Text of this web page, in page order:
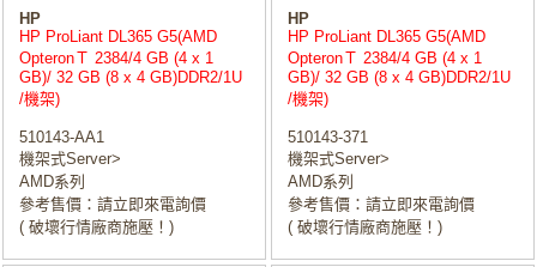
HP
HP ProLiant DL365 G5(AMD
OpteronＴ 2384/4 GB (4 x 1
GB)/ 32 GB (8 x 4 GB)DDR2/1U
/機架)
510143-AA1
機架式Server>
AMD系列
參考售價：請立即來電詢價
( 破壞行情廠商施壓！)
HP
HP ProLiant DL365 G5(AMD
OpteronＴ 2384/4 GB (4 x 1
GB)/ 32 GB (8 x 4 GB)DDR2/1U
/機架)
510143-371
機架式Server>
AMD系列
參考售價：請立即來電詢價
( 破壞行情廠商施壓！)